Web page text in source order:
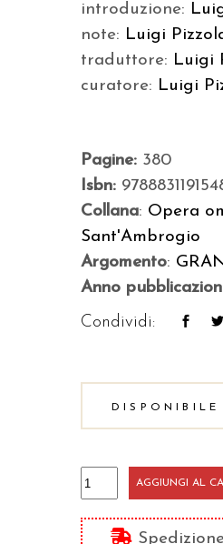
introduzione:
note: Luigi
traduttore: Luigi
curatore: Luigi
Pagine: 380
Isbn:
Collana: Opera
Sant'Ambrogio
Argomento:
Anno
Condividi:
DISPONIBILE
Commento
a
dodici
AGGIUNGI AL